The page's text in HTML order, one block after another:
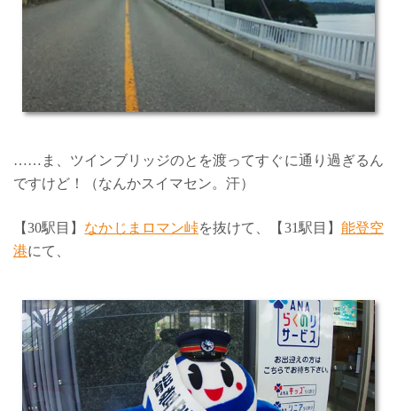
……ま、ツインブリッジのとを渡ってすぐに通り過ぎるん
ですけど！（なんかスイマセン。汗）
【30駅目】 なかじまロマン峠を抜けて、【31駅目】 能登空
港にて、